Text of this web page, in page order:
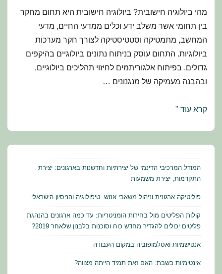
מהי ביולוגיה חישובית? ביולוגיה חישובית היא תחום מחקר
בין תחומי אשר משלב ידע וכלים ממדעי החיים, מדעי
המחשב, מתמטיקה וסטטיסטיקה לצורך חקר מערכות
ביולוגיות. התחום עוסק בניתוח נתונים ביולוגיים בהיקפים
גדולים, בפיתוח אלגוריתמים לחיזוי תהליכים ביולוגיים,
ובהבנה מעמיקה של מנגנונים …
לימודי
בר-אילן
קרא עוד "
המודל המרכיבי הדינמי של יצירתיות וחדשנות בארגונים: יצירת
התקדמות, יצירת משמעות
פוליטיקה ארגונית וניהול משאבי אנוש: טיפולוגיה והניסיון הישראלי
קולות הפליטים מול בחירות הומניטריות: עד כמה ארגונים בהנהגת
פליטים יכולים להגדיר מחדש כוח וסוכנות בלבנון שלאחר 2019?
אנטישמיות ואסלמופוביה במקום העבודה
אינטימיות בשבת: האם זאת תמיד הייתה מצווה?